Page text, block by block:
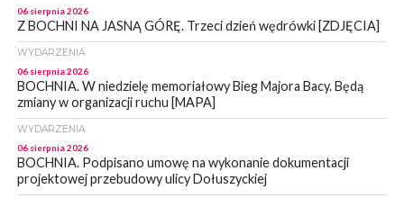
06 sierpnia 2026
Z BOCHNI NA JASNĄ GÓRĘ. Trzeci dzień wędrówki [ZDJĘCIA]
WYDARZENIA
06 sierpnia 2026
BOCHNIA. W niedzielę memoriałowy Bieg Majora Bacy. Będą
zmiany w organizacji ruchu [MAPA]
WYDARZENIA
06 sierpnia 2026
BOCHNIA. Podpisano umowę na wykonanie dokumentacji
projektowej przebudowy ulicy Dołuszyckiej